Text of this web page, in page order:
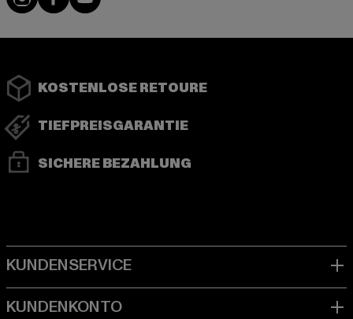
KOSTENLOSE RETOURE
TIEFPREISGARANTIE
SICHERE BEZAHLUNG